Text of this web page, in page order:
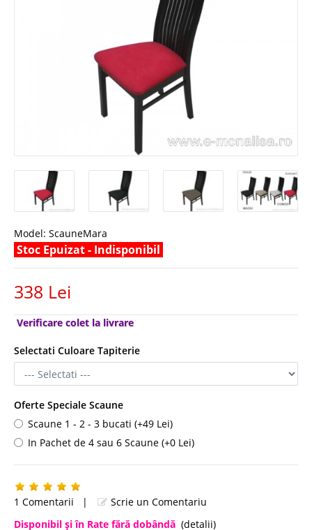
Model: ScauneMara
Stoc Epuizat - Indisponibil
338 Lei
Verificare colet la livrare
Selectati Culoare Tapiterie
Oferte Speciale Scaune
Scaune 1 - 2 - 3 bucati (+49 Lei)
In Pachet de 4 sau 6 Scaune (+0 Lei)
1 Comentarii |
Scrie un Comentariu
Disponibil şi în Rate fără dobândă (detalii)